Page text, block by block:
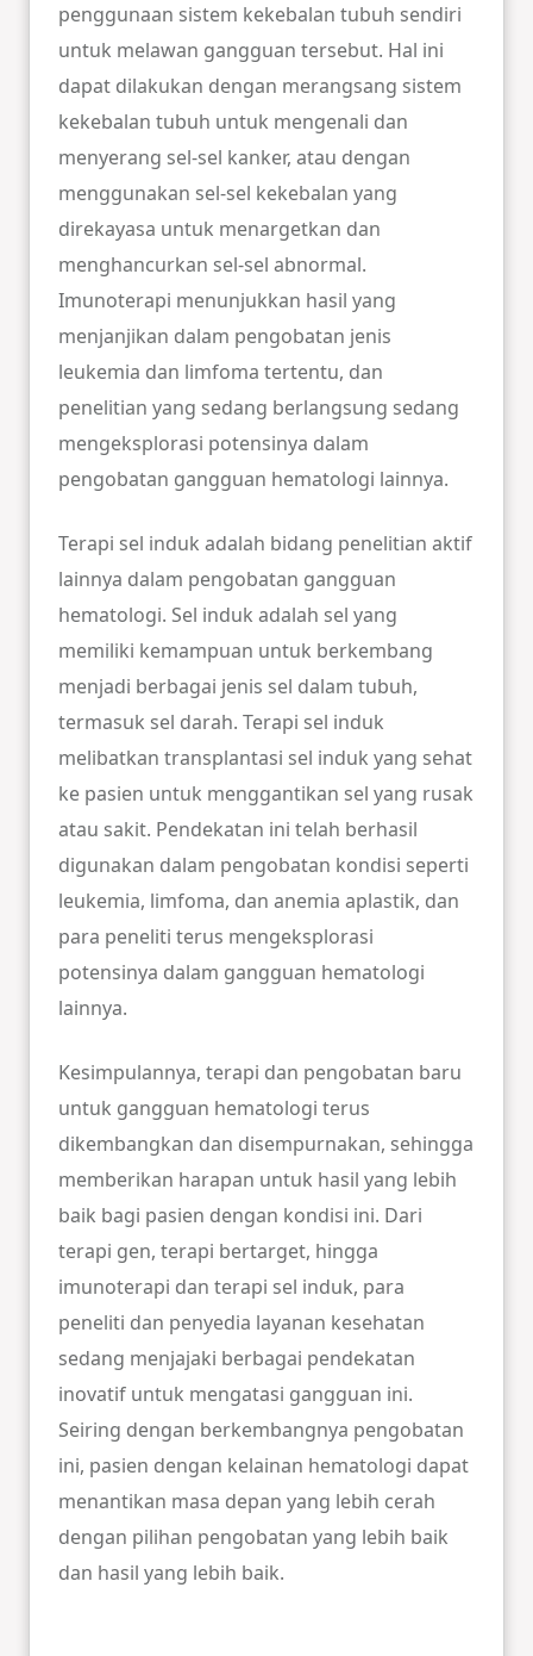
penggunaan sistem kekebalan tubuh sendiri
untuk melawan gangguan tersebut. Hal ini
dapat dilakukan dengan merangsang sistem
kekebalan tubuh untuk mengenali dan
menyerang sel-sel kanker, atau dengan
menggunakan sel-sel kekebalan yang
direkayasa untuk menargetkan dan
menghancurkan sel-sel abnormal.
Imunoterapi menunjukkan hasil yang
menjanjikan dalam pengobatan jenis
leukemia dan limfoma tertentu, dan
penelitian yang sedang berlangsung sedang
mengeksplorasi potensinya dalam
pengobatan gangguan hematologi lainnya.
Terapi sel induk adalah bidang penelitian aktif
lainnya dalam pengobatan gangguan
hematologi. Sel induk adalah sel yang
memiliki kemampuan untuk berkembang
menjadi berbagai jenis sel dalam tubuh,
termasuk sel darah. Terapi sel induk
melibatkan transplantasi sel induk yang sehat
ke pasien untuk menggantikan sel yang rusak
atau sakit. Pendekatan ini telah berhasil
digunakan dalam pengobatan kondisi seperti
leukemia, limfoma, dan anemia aplastik, dan
para peneliti terus mengeksplorasi
potensinya dalam gangguan hematologi
lainnya.
Kesimpulannya, terapi dan pengobatan baru
untuk gangguan hematologi terus
dikembangkan dan disempurnakan, sehingga
memberikan harapan untuk hasil yang lebih
baik bagi pasien dengan kondisi ini. Dari
terapi gen, terapi bertarget, hingga
imunoterapi dan terapi sel induk, para
peneliti dan penyedia layanan kesehatan
sedang menjajaki berbagai pendekatan
inovatif untuk mengatasi gangguan ini.
Seiring dengan berkembangnya pengobatan
ini, pasien dengan kelainan hematologi dapat
menantikan masa depan yang lebih cerah
dengan pilihan pengobatan yang lebih baik
dan hasil yang lebih baik.